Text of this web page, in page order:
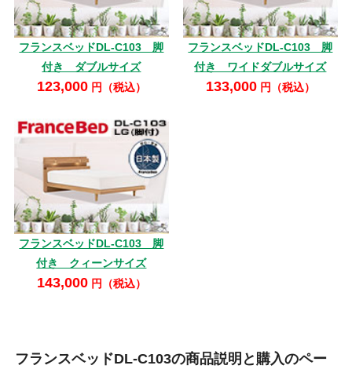
フランスベッドDL-C103 脚
付き ダブルサイズ
123,000円（税込）
フランスベッドDL-C103 脚
付き ワイドダブルサイズ
133,000円（税込）
フランスベッドDL-C103 脚
付き クィーンサイズ
143,000円（税込）
フランスベッドDL-C103の商品説明と購入のペー